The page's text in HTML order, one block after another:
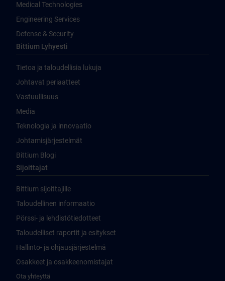
Medical Technologies
Engineering Services
Defense & Security
Bittium Lyhyesti
Tietoa ja taloudellisia lukuja
Johtavat periaatteet
Vastuullisuus
Media
Teknologia ja innovaatio
Johtamisjärjestelmät
Bittium Blogi
Sijoittajat
Bittium sijoittajille
Taloudellinen informaatio
Pörssi- ja lehdistötiedotteet
Taloudelliset raportit ja esitykset
Hallinto- ja ohjausjärjestelmä
Osakkeet ja osakkeenomistajat
Ota yhteyttä